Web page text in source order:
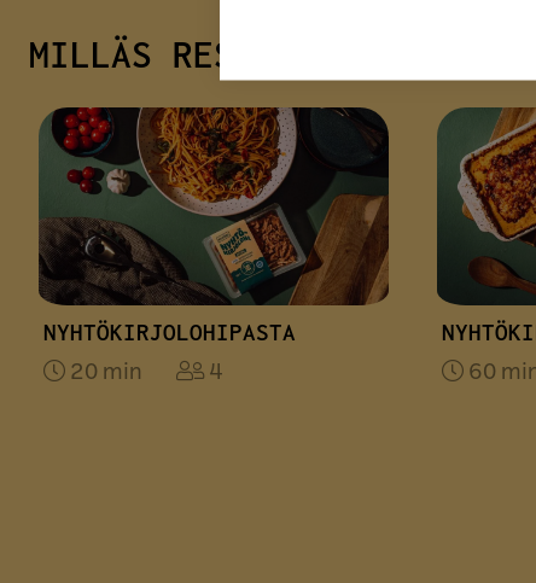
MILLÄS RESEPTILLÄ
NYHTÖKIRJOLOHIPASTA
20 min 4 60